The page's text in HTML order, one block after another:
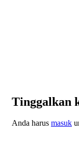
Tinggalkan
Anda harus masuk